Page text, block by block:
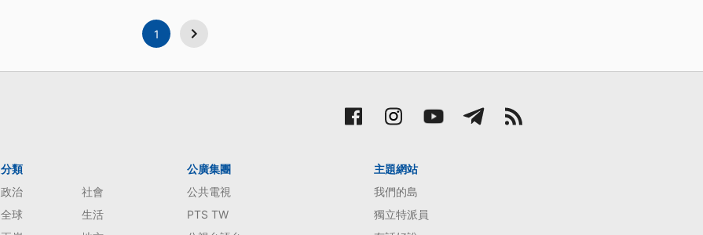
1
分類
政治
社會
全球
生活
公廣集團
公共電視
PTS TW
主題網站
我們的島
獨立特派員